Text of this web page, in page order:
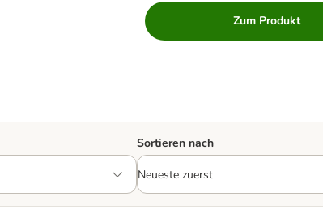
Zum Produkt
Sortieren nach